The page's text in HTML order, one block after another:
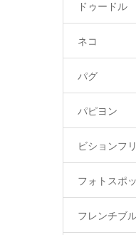
ドゥードル
ネコ
パグ
パピヨン
ビションフ
フォトスポ
フレンチブ